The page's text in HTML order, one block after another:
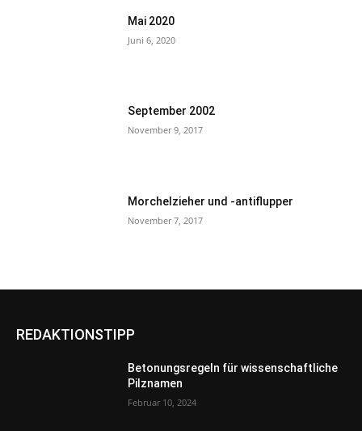
Mai 2020
Juni 6, 2020
September 2002
November 9, 2017
Morchelzieher und -antiflupper
November 7, 2017
REDAKTIONSTIPP
Betonungsregeln für wissenschaftliche
Pilznamen
Februar 10, 2024